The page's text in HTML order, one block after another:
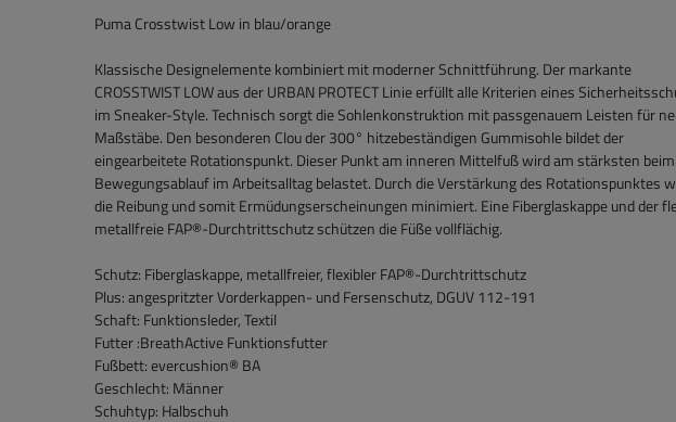
Puma Crosstwist Low in blau/orange
Klassische Designelemente kombiniert mit moderner Schnittführung. Der markante
CROSSTWIST LOW aus der URBAN PROTECT Linie erfüllt alle Kriterien eines
im Sneaker-Style. Technisch sorgt die Sohlenkonstruktion mit passgenauem Leisten für
Maßstäbe. Den besonderen Clou der 300° hitzebeständigen Gummisohle bildet der
eingearbeitete Rotationspunkt. Dieser Punkt am inneren Mittelfuß wird am stärksten beim
Bewegungsablauf im Arbeitsalltag belastet. Durch die Verstärkung des Rotationspunktes
die Reibung und somit Ermüdungserscheinungen minimiert. Eine Fiberglaskappe und der
metallfreie FAP®-Durchtrittschutz schützen die Füße vollflächig.
Schutz: Fiberglaskappe, metallfreier, flexibler FAP®-Durchtrittschutz
Plus: angespritzter Vorderkappen- und Fersenschutz, DGUV 112-191
Schaft: Funktionsleder, Textil
Futter :BreathActive Funktionsfutter
Fußbett: evercushion® BA
Geschlecht: Männer
Schuhtyp: Halbschuh